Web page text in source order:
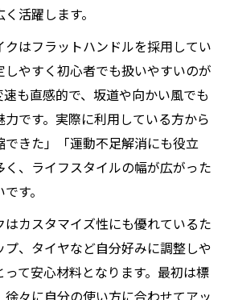
スバイクメーカーごとの日常サ
おすすめの自転車クロスバイク
スバイク安いとコスパの本質的
スバイクおすすめモデルの選び
スバイクメーカー別のお得な特
スバイク通学向きコスパモデル
活躍します。
クはフラットハンドルを採用してい
しやすく初心者でも扱いやすいのが
も直感的で、坂道や向かい風でも
です。実際に利用している方から
できた」「運動不足解消にも役立
く、ライフスタイルの幅が広がった
す。
はカスタマイズ性にも優れているた
プ、タイヤなど自分好みに調整しや
って安心材料となります。最初は標